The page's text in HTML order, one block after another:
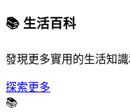
📚 生活百科
發現更多實用的生活知
探索更多
📚